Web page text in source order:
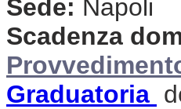
Sede: Napoli
Scadenza
Graduatoria